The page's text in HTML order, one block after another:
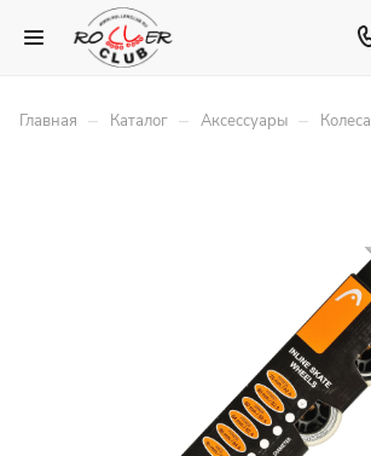
Главная – Каталог – Аксессуары – Колеса